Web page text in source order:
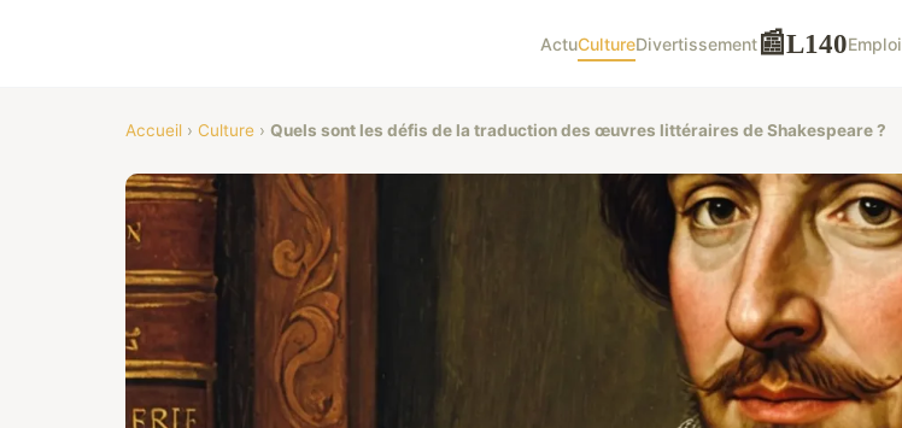
ActuCultureDivertissement📰L140Emploi
Accueil › Culture › Quels sont les défis de la traduction des œuvres littéraires de Shakespeare ?